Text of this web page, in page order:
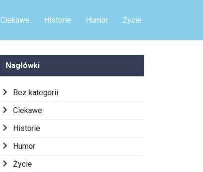
Ciekawe Historie Humor Życie
Nagłówki
Bez kategorii
Ciekawe
Historie
Humor
Życie